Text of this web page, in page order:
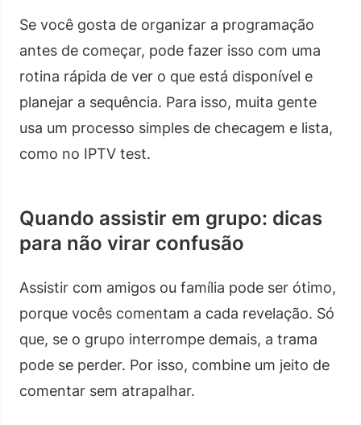
Se você gosta de organizar a programação
antes de começar, pode fazer isso com uma
rotina rápida de ver o que está disponível e
planejar a sequência. Para isso, muita gente
usa um processo simples de checagem e lista,
como no IPTV test.
Quando assistir em grupo: dicas
para não virar confusão
Assistir com amigos ou família pode ser ótimo,
porque vocês comentam a cada revelação. Só
que, se o grupo interrompe demais, a trama
pode se perder. Por isso, combine um jeito de
comentar sem atrapalhar.